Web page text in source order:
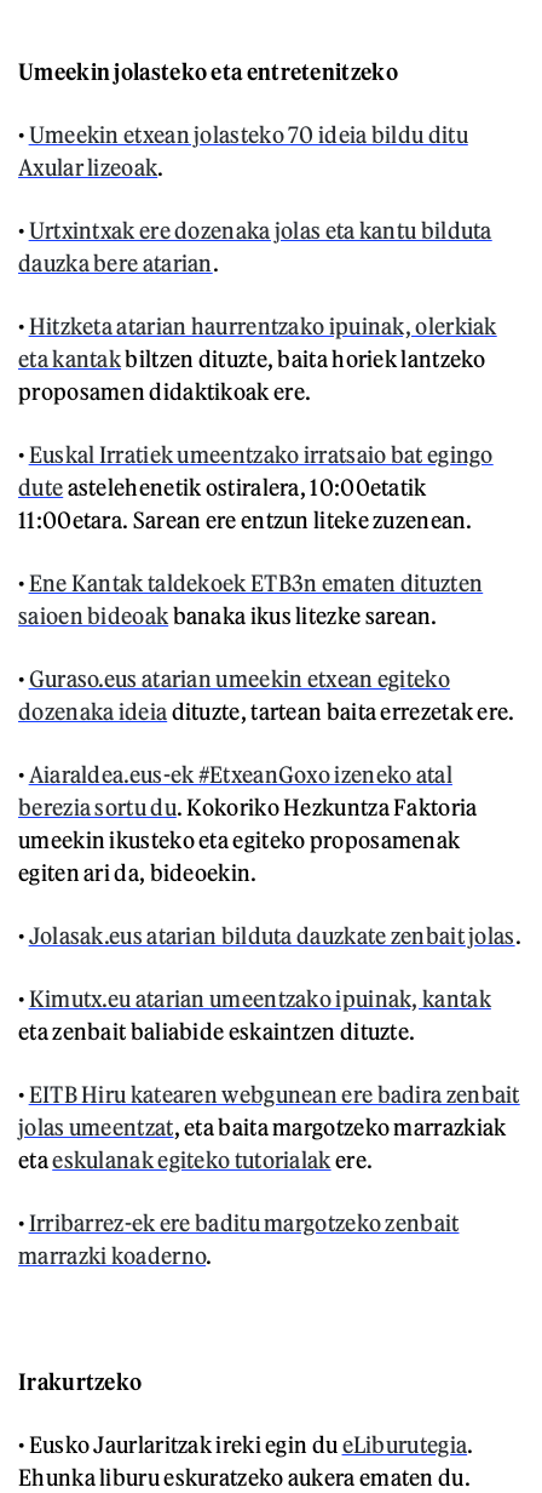
Umeekin jolasteko eta entretenitzeko
•Umeekin etxean jolasteko 70 ideia bildu ditu
Axular lizeoak.
•Urtxintxak ere dozenaka jolas eta kantu bilduta
dauzka bere atarian.
•Hitzketa atarian haurrentzako ipuinak, olerkiak
eta kantakbiltzen dituzte, baita horiek lantzeko
proposamen didaktikoak ere.
•Euskal Irratiek umeentzako irratsaio bat egingo
duteastelehenetik ostiralera, 10:00etatik
11:00etara. Sarean ere entzun liteke zuzenean.
•Ene Kantak taldekoek ETB3n ematen dituzten
saioen bideoakbanaka ikus litezke sarean.
•Guraso.eus atarian umeekin etxean egiteko
dozenaka ideiadituzte, tartean baita errezetak ere.
• Aiaraldea.eus-ek #EtxeanGoxo izeneko atal
berezia sortu du. Kokoriko Hezkuntza Faktoria
umeekin ikusteko eta egiteko proposamenak
egiten ari da, bideoekin.
•Jolasak.eus atarian bilduta dauzkate zenbait jolas.
•Kimutx.eu atarian umeentzako ipuinak, kantak
eta zenbait baliabide eskaintzen dituzte.
•EITB Hiru katearen webgunean ere badira zenbait
jolas umeentzat, eta baita margotzeko marrazkiak
etaeskulanak egiteko tutorialakere.
•Irribarrez-ek ere baditu margotzeko zenbait
marrazki koaderno.
Irakurtzeko
• Eusko Jaurlaritzak ireki egin du eLiburutegia.
Ehunka liburu eskuratzeko aukera ematen du.